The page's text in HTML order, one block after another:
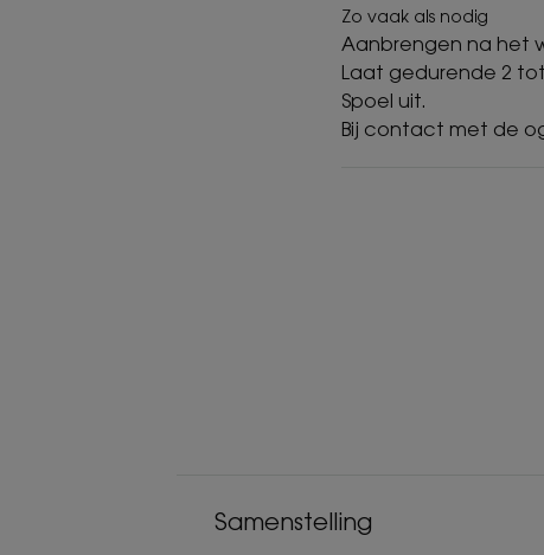
Zo vaak als nodig
Aanbrengen na het
Laat gedurende 2
Spoel uit.
Bij contact met de
Samenstelling